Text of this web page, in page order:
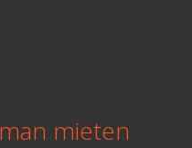
mieten